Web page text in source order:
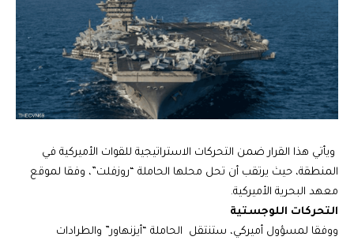
ويأتي هذا القرار ضمن التحركات الاستراتيجية للقوات الأميركية في
المنطقة، حيث يرتقب أن تحل محلها الحاملة “روزفلت”، وفقا لموقع
معهد البحرية الأميركية.
التحركات اللوجستية
ووفقا لمسؤول أميركي، ستنتقل الحاملة “أيزنهاور” والطرادات